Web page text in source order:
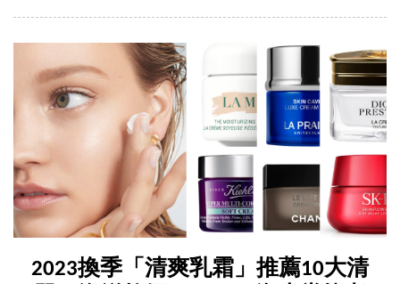
2023換季「清爽乳霜」推薦10大清